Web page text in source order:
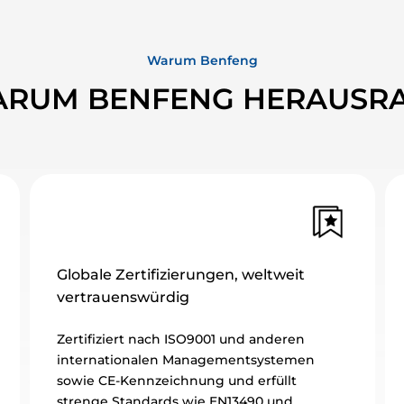
Warum Benfeng
BENFENG
weltweit
ISO9001 und anderen
Managementsystemen
und erfüllt
Extreme Tests,
Vollständige
Vibration,
Temperatur,